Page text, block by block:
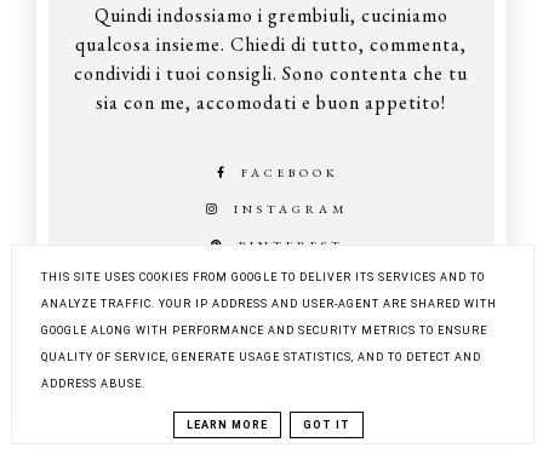
Quindi indossiamo i grembiuli, cuciniamo
qualcosa insieme. Chiedi di tutto, commenta,
condividi i tuoi consigli. Sono contenta che tu
sia con me, accomodati e buon appetito!
FACEBOOK
INSTAGRAM
PINTEREST
BLOG DESIGN: KAROGRAFIA.PL
THIS SITE USES COOKIES FROM GOOGLE TO DELIVER ITS SERVICES AND TO
ANALYZE TRAFFIC. YOUR IP ADDRESS AND USER-AGENT ARE SHARED WITH
GOOGLE ALONG WITH PERFORMANCE AND SECURITY METRICS TO ENSURE
QUALITY OF SERVICE, GENERATE USAGE STATISTICS, AND TO DETECT AND
ADDRESS ABUSE.
LEARN MORE GOT IT